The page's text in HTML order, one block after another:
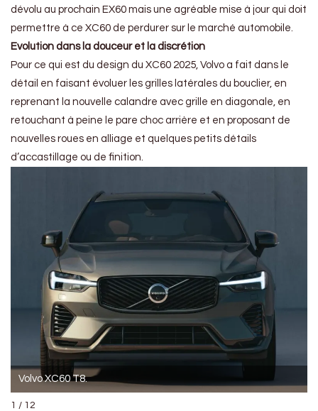
dévolu au prochain EX60 mais une agréable mise à jour qui doit
permettre à ce XC60 de perdurer sur le marché automobile.
Evolution dans la douceur et la discrétion
Pour ce qui est du design du XC60 2025, Volvo a fait dans le
détail en faisant évoluer les grilles latérales du bouclier, en
reprenant la nouvelle calandre avec grille en diagonale, en
retouchant à peine le pare choc arrière et en proposant de
nouvelles roues en alliage et quelques petits détails
d’accastillage ou de finition.
Volvo XC60 T8.
1 / 12